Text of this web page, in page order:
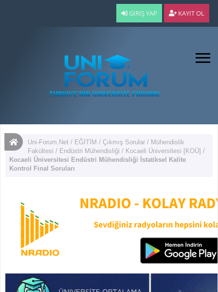
GIRIŞ YAP KAYIT OL
Uni-Forum.Net / EĞİTİM /Çıkmış Sorular / Mühendislik
Fakültesi / Endüstri Mühendisliği / Kocaeli Üniversitesi [KOÜ] /
Kocaeli Üniversitesi Endüstri Mühendisliği İstatiksel Kalite
Kontrol Final Soruları